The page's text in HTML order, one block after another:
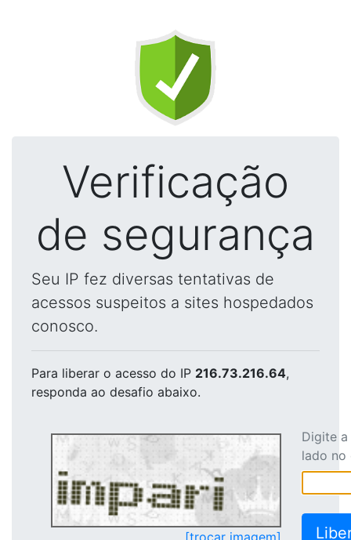
Verificação
de segurança
Seu IP fez diversas tentativas de
acessos suspeitos a sites hospedados
conosco.
Para liberar o acesso do IP 216.73.216.64,
responda ao desafio abaixo.
[trocar imagem]
Digite
lado no